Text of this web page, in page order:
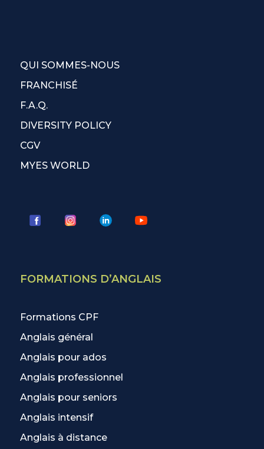
QUI SOMMES-NOUS
FRANCHISÉ
F.A.Q.
DIVERSITY POLICY
CGV
MYES WORLD
FORMATIONS D’ANGLAIS
Formations CPF
Anglais général
Anglais pour ados
Anglais professionnel
Anglais pour seniors
Anglais intensif
Anglais à distance